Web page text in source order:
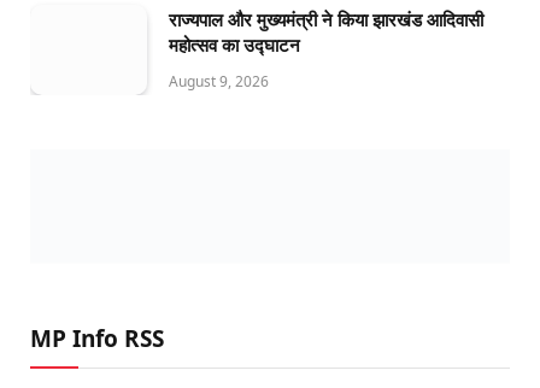
राज्यपाल और मुख्यमंत्री ने किया झारखंड आदिवासी
महोत्सव का उद्घाटन
August 9, 2026
MP Info RSS